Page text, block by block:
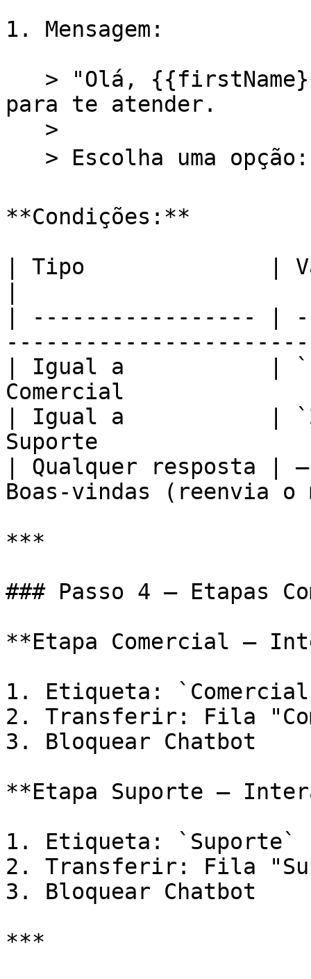
1. Mensagem:
para te atender.
**Condições:**
| Tipo              |
| ----------------- |
| Igual a           |
Comercial
| Igual a           |
Suporte
| Qualquer resposta |
Boas-vindas (reenvia o
***
### Passo 4 — Etapas
**Etapa Comercial —
1. Etiqueta:
2. Transferir: Fila
3. Bloquear Chatbot
**Etapa Suporte —
1. Etiqueta: `Suporte`
2. Transferir: Fila
3. Bloquear Chatbot
***